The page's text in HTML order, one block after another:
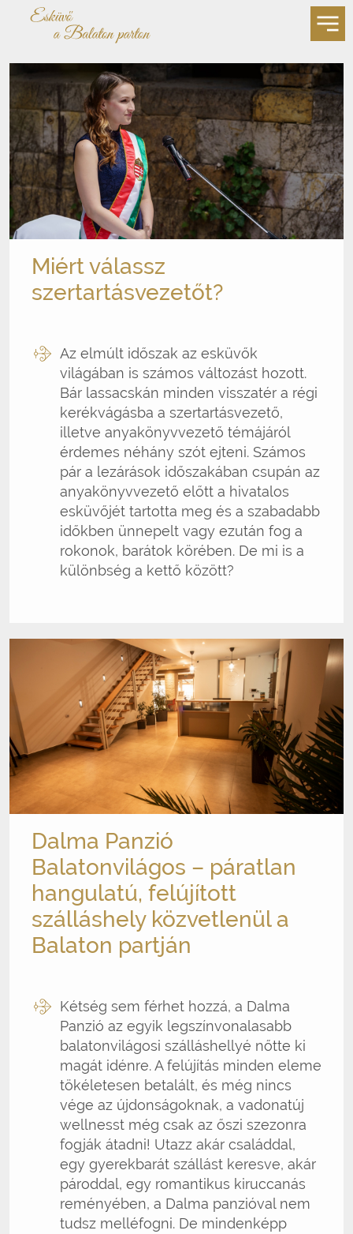
Miért válassz
szertartásvezetőt?
Az elmúlt időszak az esküvők
világában is számos változást hozott.
Bár lassacskán minden visszatér a régi
kerékvágásba a szertartásvezető,
illetve anyakönyvvezető témájáról
érdemes néhány szót ejteni. Számos
pár a lezárások időszakában csupán az
anyakönyvvezető előtt a hivatalos
esküvőjét tartotta meg és a szabadabb
időkben ünnepelt vagy ezután fog a
rokonok, barátok körében. De mi is a
különbség a kettő között?
Dalma Panzió
Balatonvilágos – páratlan
hangulatú, felújított
szálláshely közvetlenül a
Balaton partján
Kétség sem férhet hozzá, a Dalma
Panzió az egyik legszínvonalasabb
balatonvilágosi szálláshellyé nőtte ki
magát idénre. A felújítás minden eleme
tökéletesen betalált, és még nincs
vége az újdonságoknak, a vadonatúj
wellnesst még csak az őszi szezonra
fogják átadni! Utazz akár családdal,
egy gyerekbarát szállást keresve, akár
pároddal, egy romantikus kiruccanás
reményében, a Dalma panzióval nem
tudsz melléfogni. De mindenképp